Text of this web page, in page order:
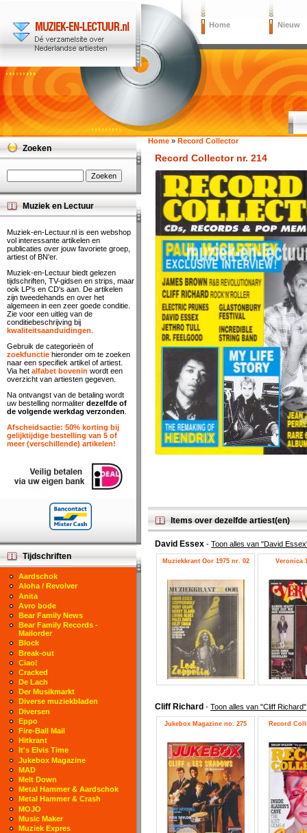
Home Nieuw
Home » Record Collector
Record Collector nr. 214
Items over dezelfde artiest(en)
David Essex - Toon alles van "David
Muziekkrant Oor 1975 nr. 02 Veronica
Cliff Richard - Toon alles van "Cliff Richard"
Jukebox Magazine no. 275 Record
Zoeken
Muziek en Lectuur
Muziek-en-Lectuur.nl is een webshop
vol interessante artikelen en
publicaties over jouw favoriete groep,
artiest of BN'er.
Muziek-en-Lectuur biedt gelezen
tijdschriften, TV-gidsen en strips, maar
ook LP's en CD's aan. De artikelen
zijn tweedehands en over het
algemeen in een zeer goede conditie.
Zie voor een uitleg van de
conditiebeschrijving bij
kwaliteitsaanduidingen
Gebruik de categorieën of
zoekfunctie hieronder om te zoeken
naar een specifiek artikel of artiest.
Via het alfabet bovenin wordt een
overzicht van artiesten gegeven.
Na ontvangst van de betaling wordt
uw bestelling normaliter dezelfde of
de volgende werkdag verzonden
Afscheidsactie: 50% korting bij
gelijktijdige bestelling van 5 of
meer (verschillende) artikelen!
Tijdschriften
Aardschok
Aloha / Revolver
Anita
Avro bode
Bear Family News
Bear Family Records -
Mailorder
Block
Break-out
Ciao!
Cracked
De Lach
Der Musikmarkt
Diverse muziekbladen
Diversen
Eppo
Fire-Ball Mail
Hitkrant
It's Elvis Time
Jukebox Magazine
MAD
Melt Down
Metal Hammer & Aardschok
Metal Hammer & Crash
MOJO
Music Maker
Muziek Expres